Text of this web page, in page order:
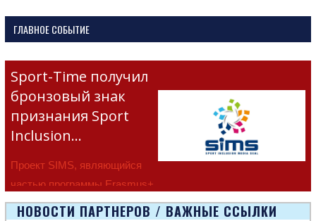
ГЛАВНОЕ СОБЫТИЕ
Sport-Time получил
бронзовый знак
признания Sport
Inclusion…
Проект SIMS, являющийся
частью программы Erasmus+
Европейско
НОВОСТИ ПАРТНЕРОВ / ВАЖНЫЕ ССЫЛКИ